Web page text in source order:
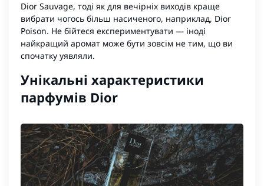
Dior Sauvage, тоді як для вечірніх виходів краще
вибрати чогось більш насиченого, наприклад, Dior
Poison. Не бійтеся експериментувати — іноді
найкращий аромат може бути зовсім не тим, що ви
спочатку уявляли.
Унікальні характеристики
парфумів Dior